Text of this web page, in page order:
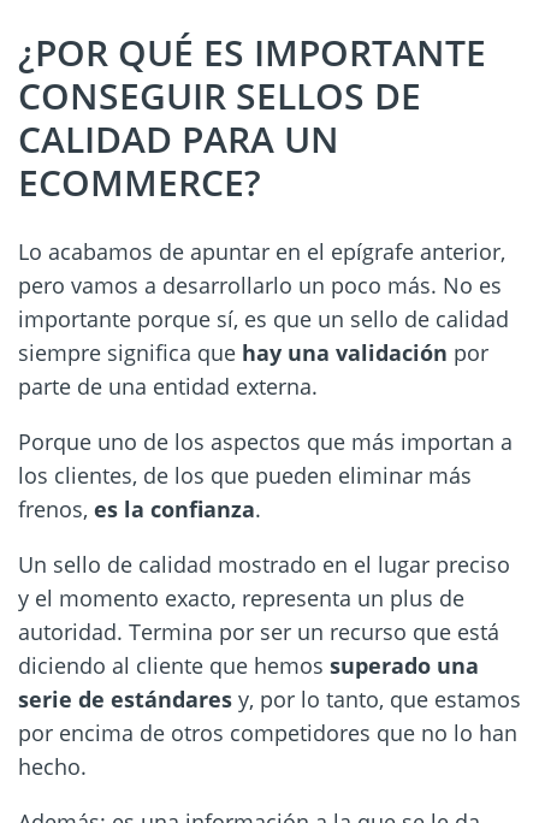
¿POR QUÉ ES IMPORTANTE
CONSEGUIR SELLOS DE
CALIDAD PARA UN
ECOMMERCE?
Lo acabamos de apuntar en el epígrafe anterior,
pero vamos a desarrollarlo un poco más. No es
importante porque sí, es que un sello de calidad
siempre significa que hay una validación por
parte de una entidad externa.
Porque uno de los aspectos que más importan a
los clientes, de los que pueden eliminar más
frenos, es la confianza.
Un sello de calidad mostrado en el lugar preciso
y el momento exacto, representa un plus de
autoridad. Termina por ser un recurso que está
diciendo al cliente que hemos superado una
serie de estándares y, por lo tanto, que estamos
por encima de otros competidores que no lo han
hecho.